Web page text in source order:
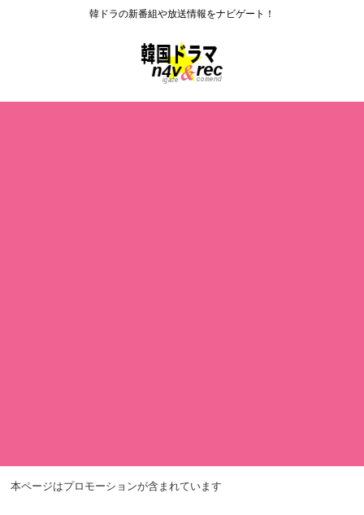
韓ドラの新番組や放送情報をナビゲート！
本ページはプロモーションが含まれています